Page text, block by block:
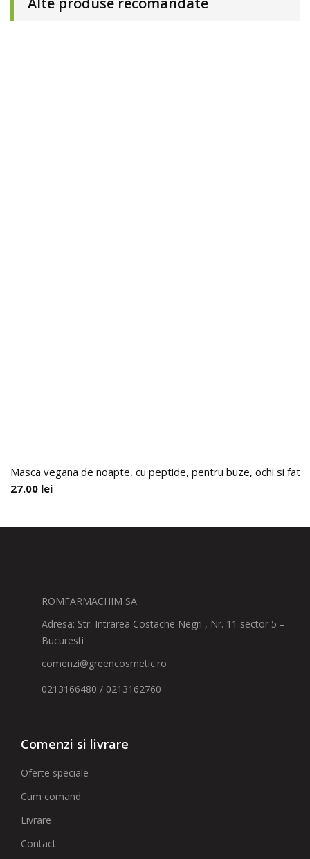
Masca vegana de noapte, cu peptide, pentru buze, ochi si
27.00 lei
ROMFARMACHIM SA
Adresa: Str. Intrarea Costache Negri , Nr. 11 sector 5 –
Bucuresti
comenzi@greencosmetic.ro
0213166480 / 0213162760
Comenzi si livrare
Oferte speciale
Cum comand
Livrare
Contact